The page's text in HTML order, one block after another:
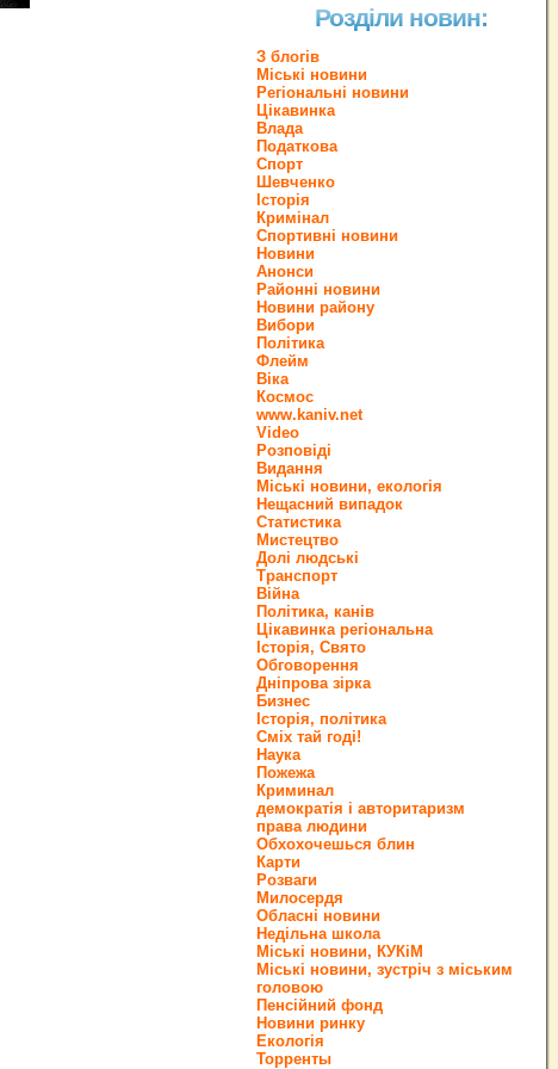
Розділи новин:
З блогів
Міські новини
Регіональні новини
Цікавинка
Влада
Податкова
Спорт
Шевченко
Історія
Кримінал
Спортивні новини
Новини
Анонси
Районні новини
Новини району
Вибори
Політика
Флейм
Віка
Космос
www.kaniv.net
Video
Розповіді
Видання
Міські новини, екологія
Нещасний випадок
Статистика
Мистецтво
Долі людські
Транспорт
Війна
Політика, канів
Цікавинка регіональна
Історія, Свято
Обговорення
Дніпрова зірка
Бизнес
Історія, політика
Сміх тай годі!
Наука
Пожежа
Криминал
демократія і авторитаризм
права людини
Обхохочешься блин
Карти
Розваги
Милосердя
Обласні новини
Недільна школа
Міські новини, КУКіМ
Міські новини, зустріч з міським
головою
Пенсійний фонд
Новини ринку
Екологія
Торренты